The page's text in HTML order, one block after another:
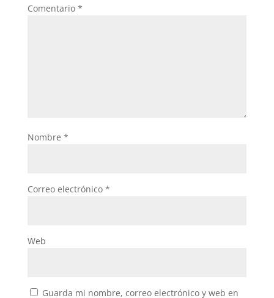
Comentario *
Nombre *
Correo electrónico *
Web
Guarda mi nombre, correo electrónico y web en